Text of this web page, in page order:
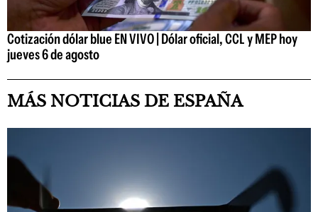
Cotización dólar blue EN VIVO | Dólar oficial, CCL y MEP hoy
jueves 6 de agosto
MÁS NOTICIAS DE ESPAÑA